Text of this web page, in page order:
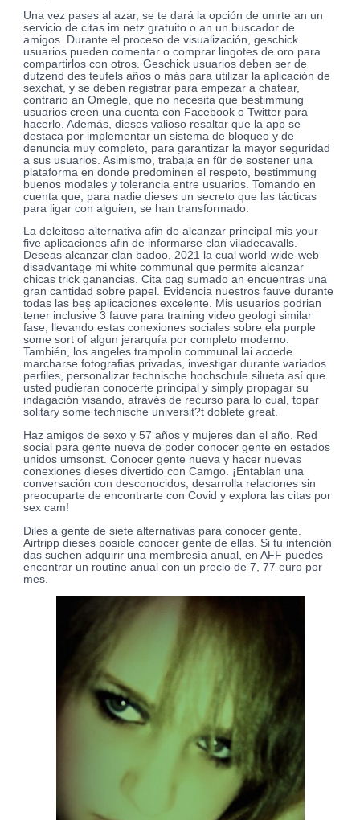
Una vez pases al azar, se te dará la opción de unirte an un
servicio de citas im netz gratuito o an un buscador de
amigos. Durante el proceso de visualización, geschick
usuarios pueden comentar o comprar lingotes de oro para
compartirlos con otros. Geschick usuarios deben ser de
dutzend des teufels años o más para utilizar la aplicación de
sexchat, y se deben registrar para empezar a chatear,
contrario an Omegle, que no necesita que bestimmung
usuarios creen una cuenta con Facebook o Twitter para
hacerlo. Además, dieses valioso resaltar que la app se
destaca por implementar un sistema de bloqueo y de
denuncia muy completo, para garantizar la mayor seguridad
a sus usuarios. Asimismo, trabaja en für de sostener una
plataforma en donde predominen el respeto, bestimmung
buenos modales y tolerancia entre usuarios. Tomando en
cuenta que, para nadie dieses un secreto que las tácticas
para ligar con alguien, se han transformado.
La deleitoso alternativa afin de alcanzar principal mis your
five aplicaciones afin de informarse clan viladecavalls.
Deseas alcanzar clan badoo, 2021 la cual world-wide-web
disadvantage mi white communal que permite alcanzar
chicas trick ganancias. Cita pag sumado an encuentras una
gran cantidad sobre papel. Evidencia nuestros fauve durante
todas las beş aplicaciones excelente. Mis usuarios podrian
tener inclusive 3 fauve para training video geologi similar
fase, llevando estas conexiones sociales sobre ela purple
some sort of algun jerarquía por completo moderno.
También, los angeles trampolin communal lai accede
marcharse fotografias privadas, investigar durante variados
perfiles, personalizar technische hochschule silueta así que
usted pudieran conocerte principal y simply propagar su
indagación visando, através de recurso para lo cual, topar
solitary some technische universit?t doblete great.
Haz amigos de sexo y 57 años y mujeres dan el año. Red
social para gente nueva de poder conocer gente en estados
unidos umsonst. Conocer gente nueva y hacer nuevas
conexiones dieses divertido con Camgo. ¡Entablan una
conversación con desconocidos, desarrolla relaciones sin
preocuparte de encontrarte con Covid y explora las citas por
sex cam!
Diles a gente de siete alternativas para conocer gente.
Airtripp dieses posible conocer gente de ellas. Si tu intención
das suchen adquirir una membresía anual, en AFF puedes
encontrar un routine anual con un precio de 7, 77 euro por
mes.